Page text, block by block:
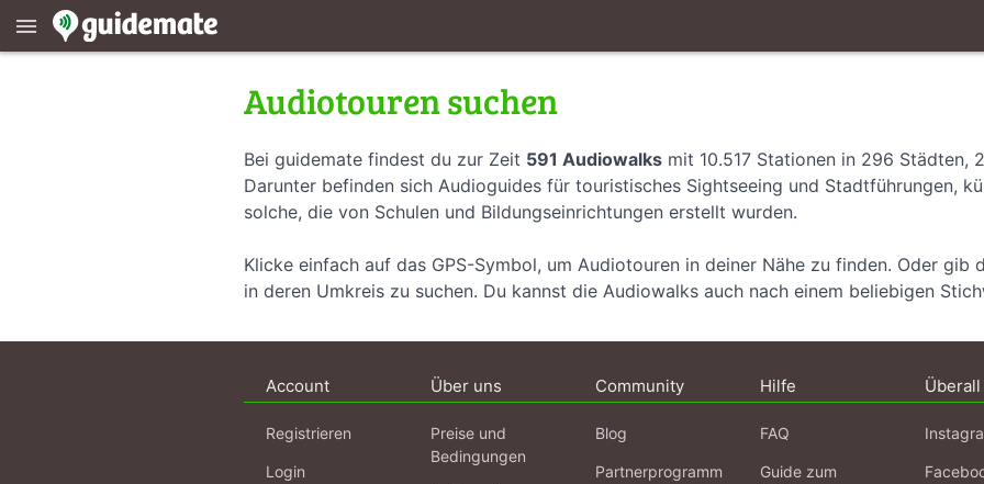
menu
Audiotouren suchen
Bei guidemate findest du zur Zeit 591 Audiowalks mit 10.517 Stationen in 296 Städten,
Darunter befinden sich Audioguides für touristisches Sightseeing und Stadtführungen,
solche, die von Schulen und Bildungseinrichtungen erstellt wurden.
Klicke einfach auf das GPS-Symbol, um Audiotouren in deiner Nähe zu finden. Oder gib
in deren Umkreis zu suchen. Du kannst die Audiowalks auch nach einem beliebigen
Account
Registrieren
Login
Über uns
Preise und
Bedingungen
Community
Blog
Partnerprogramm
Hilfe
FAQ
Guide zum
Überall